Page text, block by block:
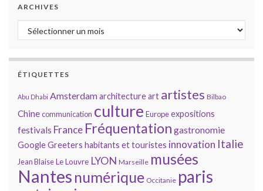
ARCHIVES
Archives
ÉTIQUETTES
Abu Dhabi Amsterdamarchitectureart artistes Bilbao
Chinecommunication culture Europeexpositions
festivals France Fréquentation gastronomie
GoogleGreeters habitants et touristes innovation Italie
Jean BlaiseLe Louvre LYON Marseille musées
Nantes numérique Occitanie paris